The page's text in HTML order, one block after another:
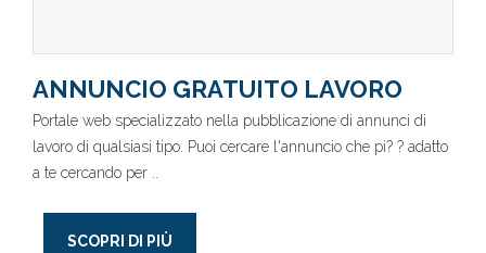
ANNUNCIO GRATUITO LAVORO
Portale web specializzato nella pubblicazione di annunci di
lavoro di qualsiasi tipo. Puoi cercare l'annuncio che pi? ? adatto
a te cercando per ..
SCOPRI DI PIÙ